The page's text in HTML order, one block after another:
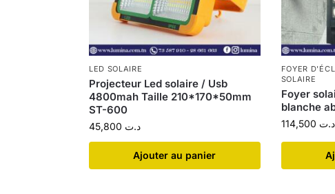
LED SOLAIRE
Projecteur Led solaire / Usb
4800mah Taille 210*170*50mm
ST-600
د.ت
Ajouter au panier
FOYER
SOLAIRE
Foyer
blanche
د.ت